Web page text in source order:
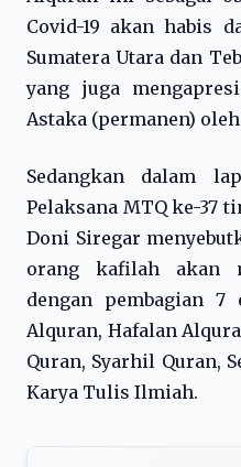
Covid-19 akan habis
Sumatera Utara dan
yang juga
Astaka (permanen)
Sedangkan dalam
Pelaksana MTQ ke-37
Doni Siregar
orang kafilah akan
dengan pembagian 7
Alquran, Hafalan
Quran, Syarhil Quran,
Karya Tulis Ilmiah.